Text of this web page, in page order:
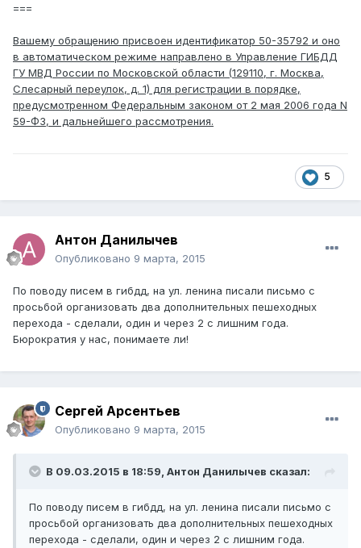
===
Вашему обращению присвоен идентификатор 50-35792 и оно
в автоматическом режиме направлено в Управление ГИБДД
ГУ МВД России по Московской области (129110, г. Москва,
Слесарный переулок, д. 1) для регистрации в порядке,
предусмотренном Федеральным законом от 2 мая 2006 года N
59-ФЗ, и дальнейшего рассмотрения.
5
Антон Данилычев
Опубликовано 9 марта, 2015
По поводу писем в гибдд, на ул. ленина писали письмо с
просьбой организовать два дополнительных пешеходных
перехода - сделали, один и через 2 с лишним года.
Бюрократия у нас, понимаете ли!
Сергей Арсентьев
Опубликовано 9 марта, 2015
В 09.03.2015 в 18:59, Антон Данилычев сказал:
По поводу писем в гибдд, на ул. ленина писали письмо с
просьбой организовать два дополнительных пешеходных
перехода - сделали, один и через 2 с лишним года.